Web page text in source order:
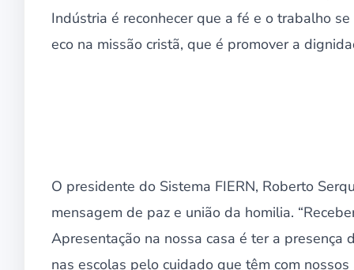
Indústria é reconhecer que a fé e o trabalho
eco na missão cristã, que é promover a
O presidente do Sistema FIERN, Roberto
mensagem de paz e união da homilia.
Apresentação na nossa casa é ter a
nas escolas pelo cuidado que têm com